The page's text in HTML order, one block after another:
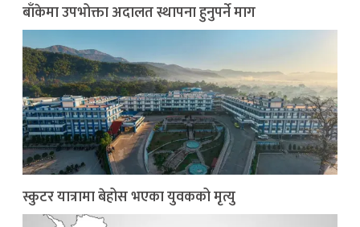
बाँकेमा उपभोक्ता अदालत स्थापना हुनुपर्ने माग
स्कुटर यात्रामा बेहोस भएका युवकको मृत्यु